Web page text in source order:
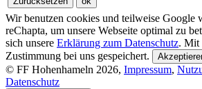
Wir benutzen cookies und teilweise Google
reChapta, um unsere Webseite optimal zu
sich unsere Erklärung zum Datenschutz. Mit
Zustimmung bei uns gespeichert.
© FF Hohenhameln 2026, Impressum,
Datenschutz